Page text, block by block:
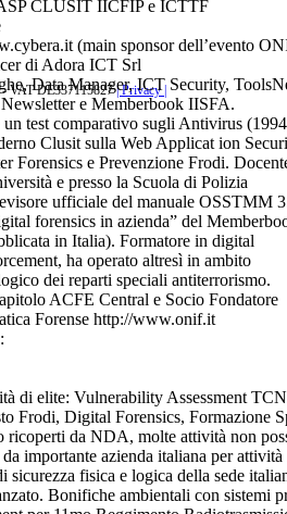
CLUSIT IICFIP e ICTTF
(main sponsor dell’evento
di Adora ICT Srl
Data Manager, ICT Security,
e Memberbook IISFA.
test comparativo sugli Antivirus
Clusit sulla Web Applicat ion
Forensics e Prevenzione Frodi.
e presso la Scuola di Polizia
ufficiale del manuale OSSTMM
forensics in azienda” del
in Italia). Formatore in digital
ha operato altresì in ambito
dei reparti speciali antiterrorismo.
ACFE Central e Socio Fondatore
Forense http://www.onif.it
di elite: Vulnerability Assessment
Frodi, Digital Forensics,
da NDA, molte attività non
importante azienda italiana per
fisica e logica della sede
Bonifiche ambientali con sistemi
- VAT DE337115827| Privacy |